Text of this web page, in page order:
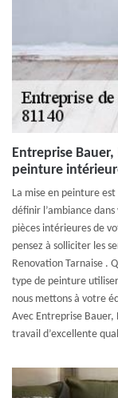
Entreprise
peinture
La mise en peinture
définir l’ambiance
pièces intérieures de
pensez à solliciter les
Renovation Tarnaise .
type de peinture
nous mettons à votre
Avec Entreprise Bauer,
travail d’excellente